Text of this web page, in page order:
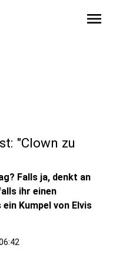
menu
"Clown zu
Falls ja, denkt an
ihr einen
Kumpel von Elvis